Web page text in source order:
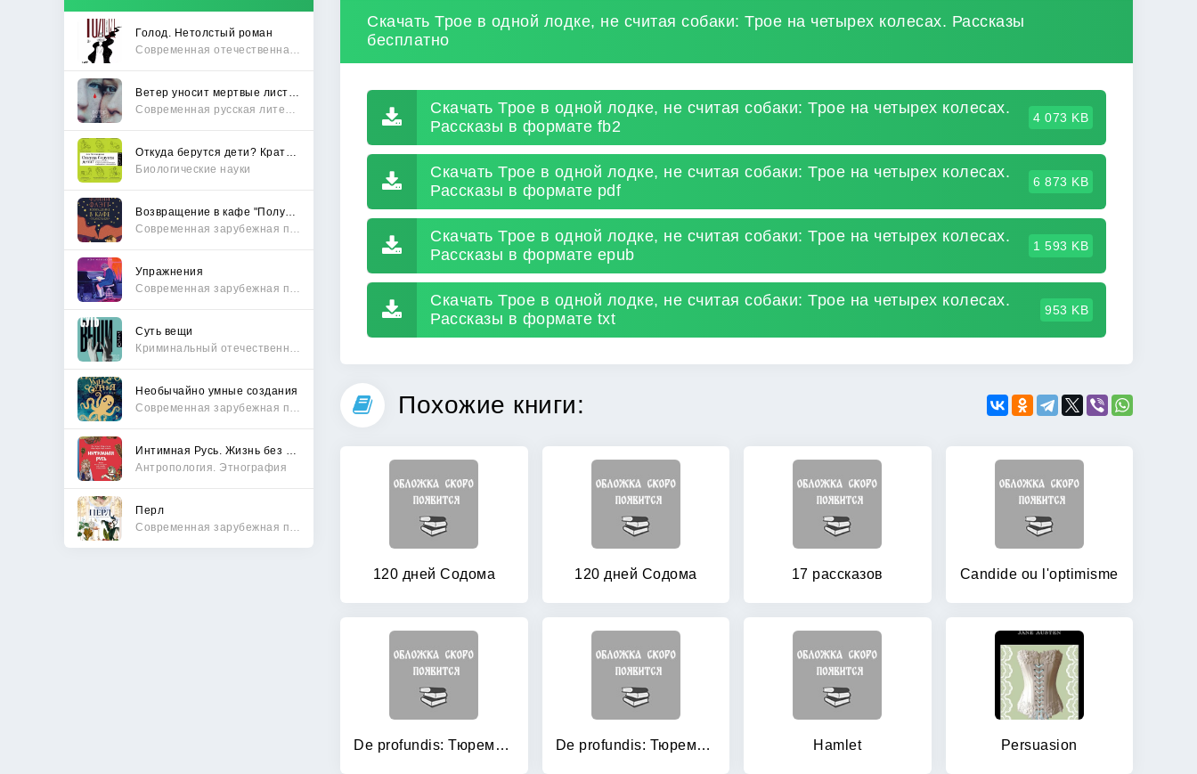
Голод. Нетолстый роман
Биологические науки
Упражнения
Суть вещи
Необычайно умные создания
Антропология. Этнография
Перл
Скачать Трое в одной лодке, не считая собаки: Трое на четырех колесах. Рассказы
бесплатно
Скачать Трое в одной лодке, не считая собаки: Трое на четырех колесах.
Рассказы в формате fb2
4 073 KB
Скачать Трое в одной лодке, не считая собаки: Трое на четырех колесах.
Рассказы в формате pdf
6 873 KB
Скачать Трое в одной лодке, не считая собаки: Трое на четырех колесах.
Рассказы в формате epub
1 593 KB
Скачать Трое в одной лодке, не считая собаки: Трое на четырех колесах.
Рассказы в формате txt
953 KB
Похожие книги:
120 дней Содома 120 дней Содома 17 рассказов Candide ou l'optimisme
De profundis: Тюремная исповедь De profundis: Тюремная исповедь Hamlet Persuasion